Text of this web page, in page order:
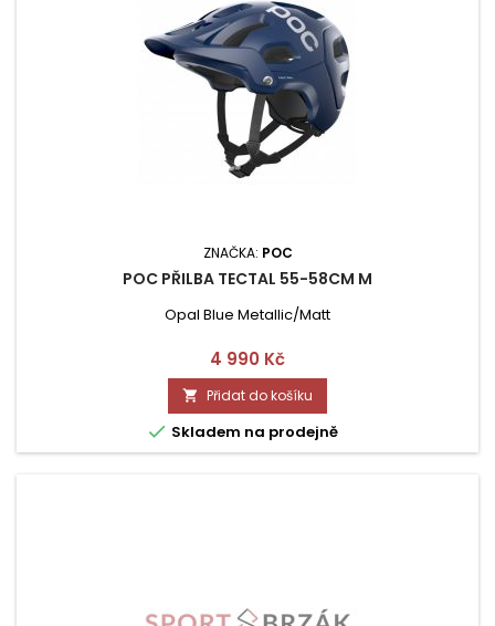
ZNAČKA: POC
POC PŘILBA TECTAL 55-58CM M
Opal Blue Metallic/Matt
Cena
4 990 Kč
 Přidat do košíku
 Skladem na prodejně